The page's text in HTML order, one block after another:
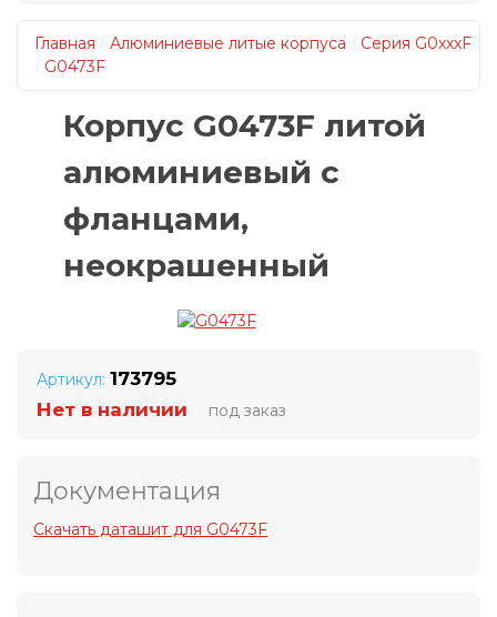
Главная Алюминиевые литые корпуса
Серия G0xxxF
G0473F
Корпус G0473F литой
алюминиевый с
фланцами,
неокрашенный
Артикул: 173795
Нет в наличии
под заказ
Документация
Скачать даташит для G0473F